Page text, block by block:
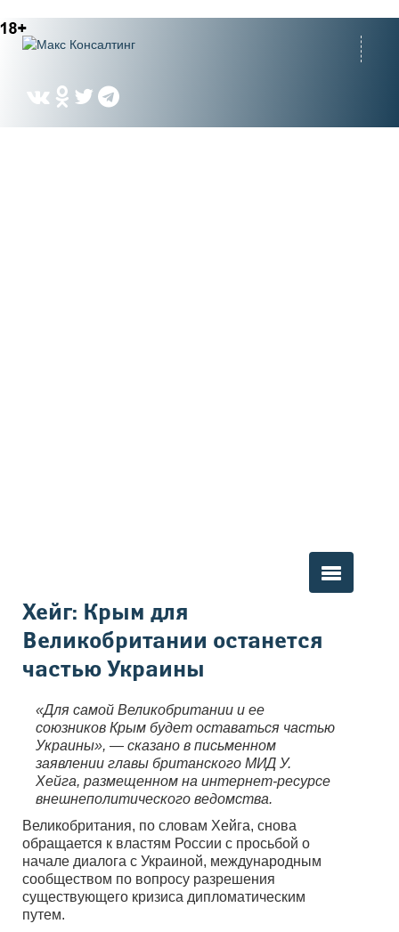
Вы здесь
Хейг: Крым для
Великобритании останется
частью Украины
«Для самой Великобритании и ее
союзников Крым будет оставаться частью
Украины», — сказано в письменном
заявлении главы британского МИД У.
Хейга, размещенном на интернет-ресурсе
внешнеполитического ведомства.
Великобритания, по словам Хейга, снова
обращается к властям России с просьбой о
начале диалога с Украиной, международным
сообществом по вопросу разрешения
существующего кризиса дипломатическим
путем.